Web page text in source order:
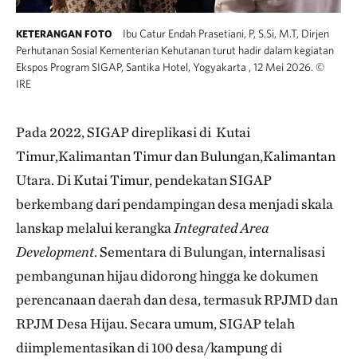
KETERANGAN FOTO
Ibu Catur Endah Prasetiani, P, S.Si, M.T, Dirjen
Perhutanan Sosial Kementerian Kehutanan turut hadir dalam kegiatan
Ekspos Program SIGAP, Santika Hotel, Yogyakarta , 12 Mei 2026. ©
IRE
Pada 2022, SIGAP direplikasi di Kutai
Timur,Kalimantan Timur dan Bulungan,Kalimantan
Utara. Di Kutai Timur, pendekatan SIGAP
berkembang dari pendampingan desa menjadi skala
lanskap melalui kerangka Integrated Area
Development. Sementara di Bulungan, internalisasi
pembangunan hijau didorong hingga ke dokumen
perencanaan daerah dan desa, termasuk RPJMD dan
RPJM Desa Hijau. Secara umum, SIGAP telah
diimplementasikan di 100 desa/kampung di